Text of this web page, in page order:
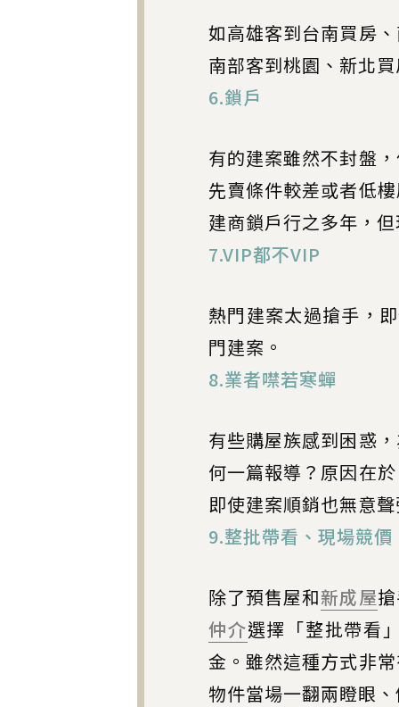
如高雄客到台南買房
南部客到桃園、新北
6.鎖戶
有的建案雖然不封盤
先賣條件較差或者低
建商鎖戶行之多年，
7.VIP都不VIP
熱門建案太過搶手，
門建案。
8.業者噤若寒蟬
有些購屋族感到困惑
何一篇報導？原因在
即使建案順銷也無意
9.整批帶看、現場競價
除了預售屋和新成屋
仲介選擇「整批帶看
金。雖然這種方式非
物件當場一翻兩瞪眼